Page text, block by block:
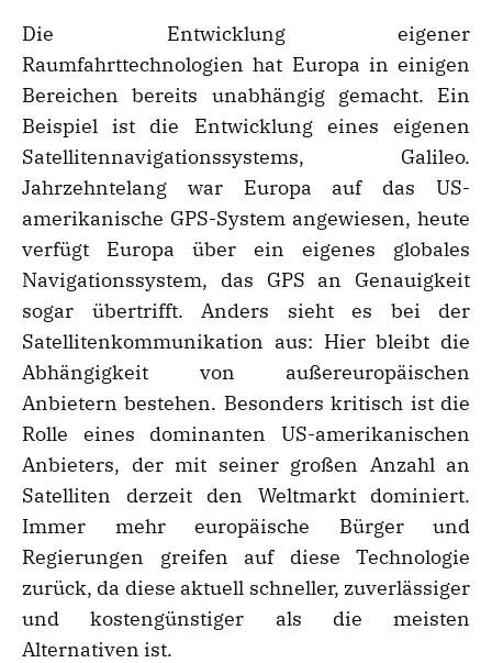
Die Entwicklung eigener
Raumfahrttechnologien hat Europa in einigen
Bereichen bereits unabhängig gemacht. Ein
Beispiel ist die Entwicklung eines eigenen
Satellitennavigationssystems, Galileo.
Jahrzehntelang war Europa auf das US-
amerikanische GPS-System angewiesen, heute
verfügt Europa über ein eigenes globales
Navigationssystem, das GPS an Genauigkeit
sogar übertrifft. Anders sieht es bei der
Satellitenkommunikation aus: Hier bleibt die
Abhängigkeit von außereuropäischen
Anbietern bestehen. Besonders kritisch ist die
Rolle eines dominanten US-amerikanischen
Anbieters, der mit seiner großen Anzahl an
Satelliten derzeit den Weltmarkt dominiert.
Immer mehr europäische Bürger und
Regierungen greifen auf diese Technologie
zurück, da diese aktuell schneller, zuverlässiger
und kostengünstiger als die meisten
Alternativen ist.